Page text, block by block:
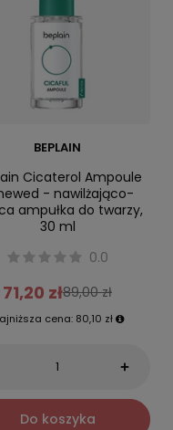
BEPLAIN
Cicaterol Ampoule
- nawilżająco-
ampułka do twarzy,
30 ml
0.0
71,20 zł89,00 zł
cena: 80,10 zł
+
Do koszyka